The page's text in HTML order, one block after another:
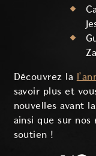
Découvrez la
savoir plus et
nouvelles avant
ainsi que sur nos
soutien !